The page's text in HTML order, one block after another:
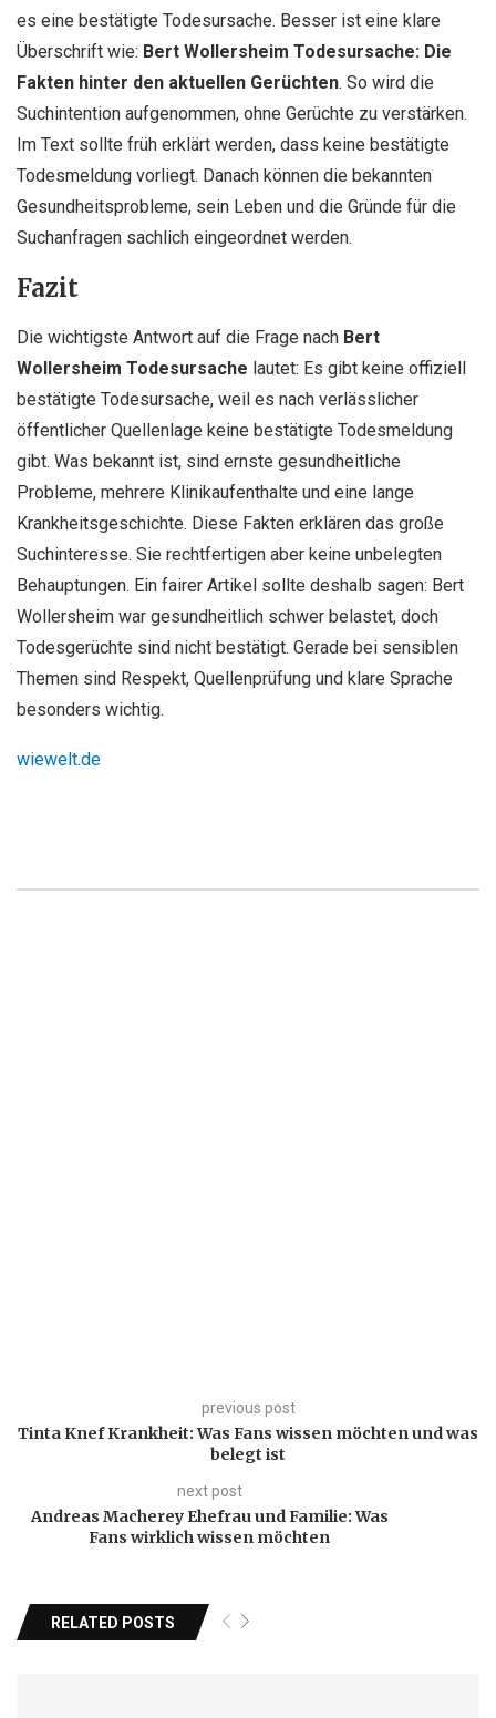
es eine bestätigte Todesursache. Besser ist eine klare
Überschrift wie: Bert Wollersheim Todesursache: Die
Fakten hinter den aktuellen Gerüchten. So wird die
Suchintention aufgenommen, ohne Gerüchte zu verstärken.
Im Text sollte früh erklärt werden, dass keine bestätigte
Todesmeldung vorliegt. Danach können die bekannten
Gesundheitsprobleme, sein Leben und die Gründe für die
Suchanfragen sachlich eingeordnet werden.
Fazit
Die wichtigste Antwort auf die Frage nach Bert
Wollersheim Todesursache lautet: Es gibt keine offiziell
bestätigte Todesursache, weil es nach verlässlicher
öffentlicher Quellenlage keine bestätigte Todesmeldung
gibt. Was bekannt ist, sind ernste gesundheitliche
Probleme, mehrere Klinikaufenthalte und eine lange
Krankheitsgeschichte. Diese Fakten erklären das große
Suchinteresse. Sie rechtfertigen aber keine unbelegten
Behauptungen. Ein fairer Artikel sollte deshalb sagen: Bert
Wollersheim war gesundheitlich schwer belastet, doch
Todesgerüchte sind nicht bestätigt. Gerade bei sensiblen
Themen sind Respekt, Quellenprüfung und klare Sprache
besonders wichtig.
wiewelt.de
previous post
Tinta Knef Krankheit: Was Fans wissen möchten und was
belegt ist
next post
Andreas Macherey Ehefrau und Familie: Was
Fans wirklich wissen möchten
RELATED POSTS